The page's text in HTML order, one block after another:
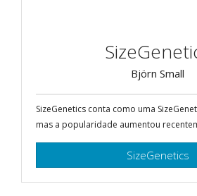
Björn Small
SizeGenetics conta como uma
mas a popularidade aumentou
SizeGenetics